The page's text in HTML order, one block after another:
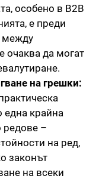
особено в B2B
е преди
между
очаква да могат
на грешки:
една крайна
–
на ред,
законът
на всеки